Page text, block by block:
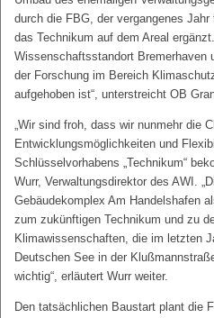
durch die FBG, der vergangenes
das Technikum auf dem Areal
Wissenschaftsstandort Bremerhaven
der Forschung im Bereich
aufgehoben ist“, unterstreicht OB
„Wir sind froh, dass wir nunmehr die
Entwicklungsmöglichkeiten und
Schlüsselvorhabens „Technikum“
Wurr, Verwaltungsdirektor des AWI.
Gebäudekomplex Am Handelshafen
zum zukünftigen Technikum und zu
Klimawissenschaften, die im letzten
Deutschen See in der
wichtig“, erläutert Wurr weiter.
Den tatsächlichen Baustart plant die